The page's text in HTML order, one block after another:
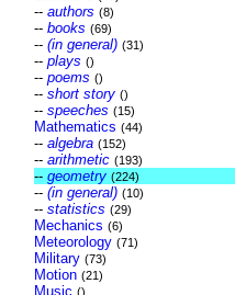
-- authors (8)
-- books (69)
-- (in general) (31)
-- plays ()
-- poems ()
-- short story ()
-- speeches (15)
Mathematics (44)
-- algebra (152)
-- arithmetic (193)
-- geometry (224)
-- (in general) (10)
-- statistics (29)
Mechanics (6)
Meteorology (71)
Military (73)
Motion (21)
Music ()